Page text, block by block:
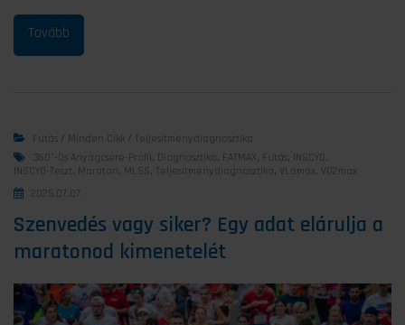
Futás / Minden Cikk / Teljesítménydiagnosztika
360°-Os Anyagcsere-Profil, Diagnosztika, FATMAX, Futás, INSCYD ,
INSCYD-Teszt , Maraton , MLSS, Teljesítménydiagnosztika, VLamax,
VO2max
2025.07.07.
Szenvedés vagy siker? Egy adat elárulja a
maratonod kimenetelét